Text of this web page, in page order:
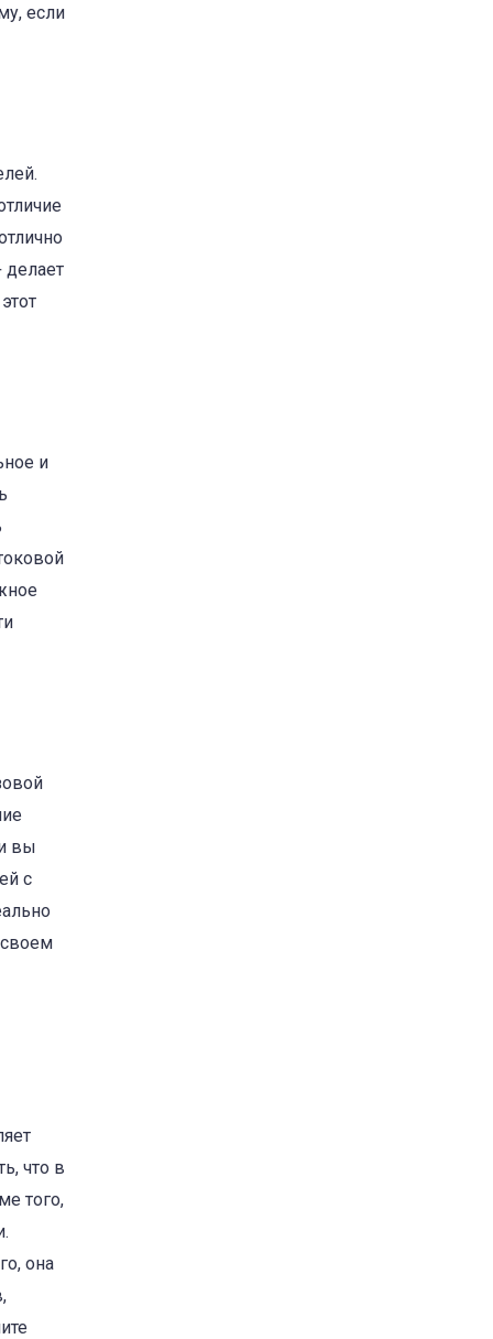
если
делает
и
вы
с
что в
того,
она